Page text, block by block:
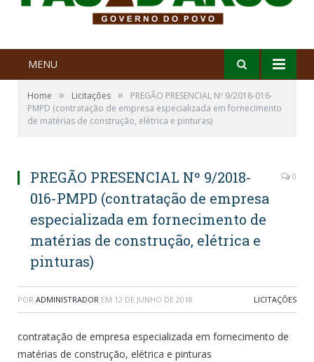
MENU
Home » Licitações »
PREGÃO PRESENCIAL Nº 9/2018-016-
PMPD (contratação de empresa especializada em fornecimento
de matérias de construção, elétrica e pinturas)
PREGÃO PRESENCIAL Nº 9/2018-
016-PMPD (contratação de empresa
especializada em fornecimento de
matérias de construção, elétrica e
pinturas)
0
POR ADMINISTRADOR EM 12 DE JUNHO DE 2018 LICITAÇÕES
contratação de empresa especializada em fornecimento de
matérias de construção, elétrica e pinturas